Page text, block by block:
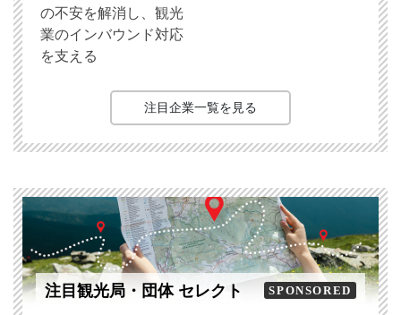
の不安を解消し、観光
業のインバウンド対応
を支える
注目企業一覧を見る
注目観光局・団体 セレクト SPONSORED